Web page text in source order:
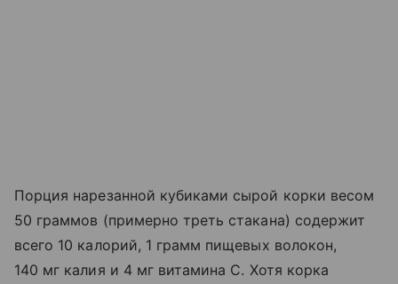
Порция нарезанной кубиками сырой корки весом
50 граммов (примерно треть стакана) содержит
всего 10 калорий, 1 грамм пищевых волокон,
140 мг калия и 4 мг витамина С. Хотя корка